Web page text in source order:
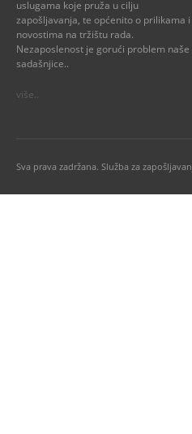
uslugama koje pruža u cilju
zapošljavanja, te općenito o prilikama i
novostima na tržištu rada.
Nezaposlenost je gorući problem naše
sadašnjice..
više..
Sva prava zadržana. Služba za